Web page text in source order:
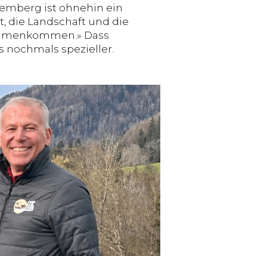
ist ohnehin ein
die Landschaft und die
Dass
nochmals spezieller.